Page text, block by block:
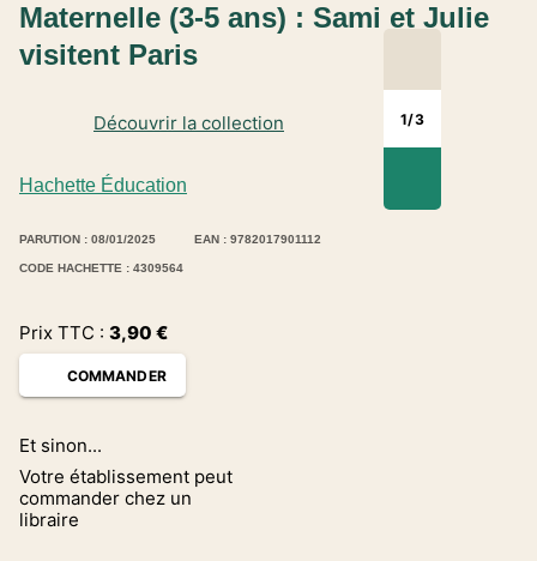
1/3
Hachette Éducation
Découvrir la collection
Maternelle (3-5 ans) : Sami et Julie
visitent Paris
PARUTION : 08/01/2025 EAN : 9782017901112
CODE HACHETTE : 4309564
Prix TTC : 3,90 €
COMMANDER
Et sinon...
Votre établissement peut
commander chez un
libraire